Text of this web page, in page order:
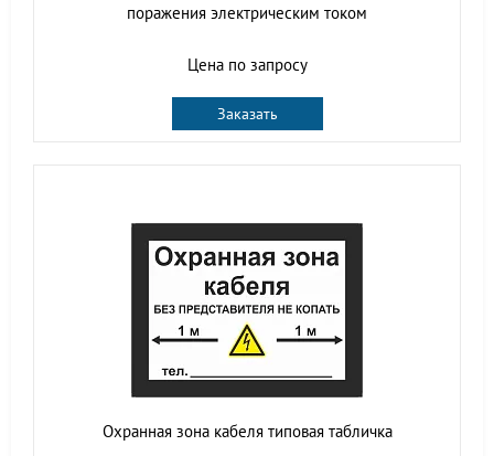
поражения электрическим током
Цена по запросу
Заказать
Охранная зона кабеля типовая табличка